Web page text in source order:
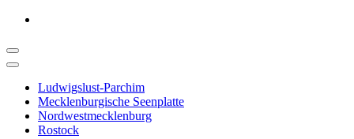
Ludwigslust-Parchim
Mecklenburgische Seenplatte
Nordwestmecklenburg
Rostock